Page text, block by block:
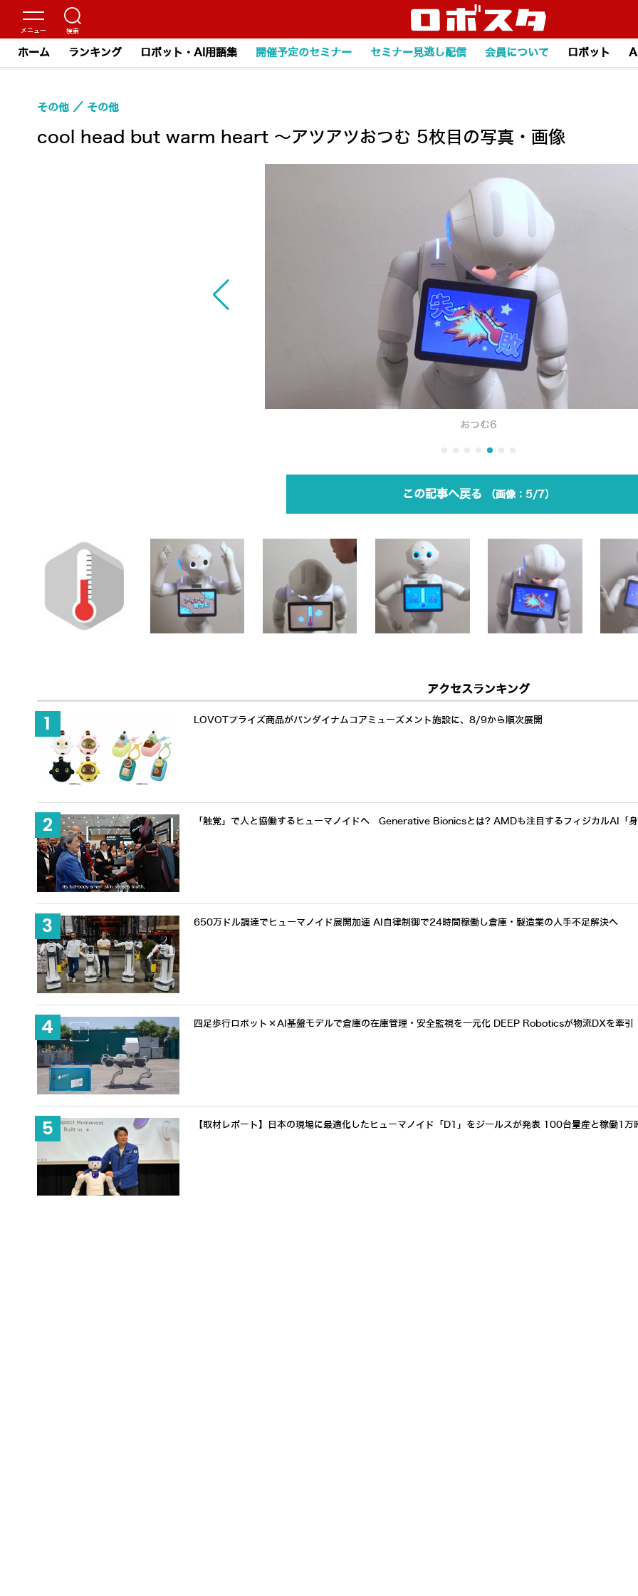
ホーム ランキング ロボット・AI用語集 開催予定のセミナー セミナー見逃し配信 会員について ロボット AI
cool head but warm heart ～アツアツおつむ 5枚目の写真・画像
その他 その他
おつむ6
この記事へ戻る 5/7
アクセスランキング
LOVOTプライズ商品がバンダイナムコアミューズメント施設に、8/9から順次展開
「触覚」で人と協働するヒューマノイドへ Generative Bionicsとは? AMDも注目するフィジカルAI「身
650万ドル調達でヒューマノイド展開加速 AI自律制御で24時間稼働し倉庫・製造業の人手不足解決へ
四足歩行ロボット×AI基盤モデルで倉庫の在庫管理・安全監視を一元化 DEEP Roboticsが物流DXを牽引
【取材レポート】日本の現場に最適化したヒューマノイド「D1」をジールスが発表 100台量産と稼働1万